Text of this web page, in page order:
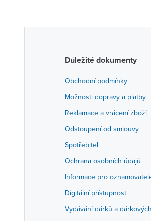
Důležité dokumenty
Obchodní podmínky
Možnosti dopravy a platby
Reklamace a vrácení zboží
Odstoupení od smlouvy
Spotřebitel
Ochrana osobních údajů
Informace pro
Digitální přístupnost
Vydávání dárků a